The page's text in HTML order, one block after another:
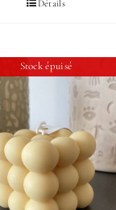
Détails
Stock épuisé